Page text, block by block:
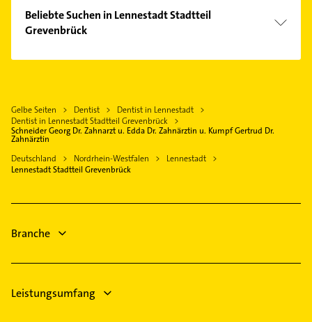
Plettenberg
Hilchenbach
Kreuztal
Drolshagen
Wenden
Dachdecker
Putzfrau
Logopädie
Bauunternehmen
Rechtsanwalt
Gartenbau & Landschaftsbau
Beliebte Suchen in Lennestadt Stadtteil
Grevenbrück
Steuerberater
Dachdecker
Heizung & Sanitär
Lüftungsanlagen
Gelbe Seiten Dentist
Dentist in Lennestadt
Dentist in Lennestadt Stadtteil Grevenbrück
Schneider Georg Dr. Zahnarzt u. Edda Dr. Zahnärztin u. Kumpf Gertrud Dr.
Zahnärztin
Deutschland
Nordrhein-Westfalen
Lennestadt
Lennestadt Stadtteil Grevenbrück
Branche
Leistungsumfang